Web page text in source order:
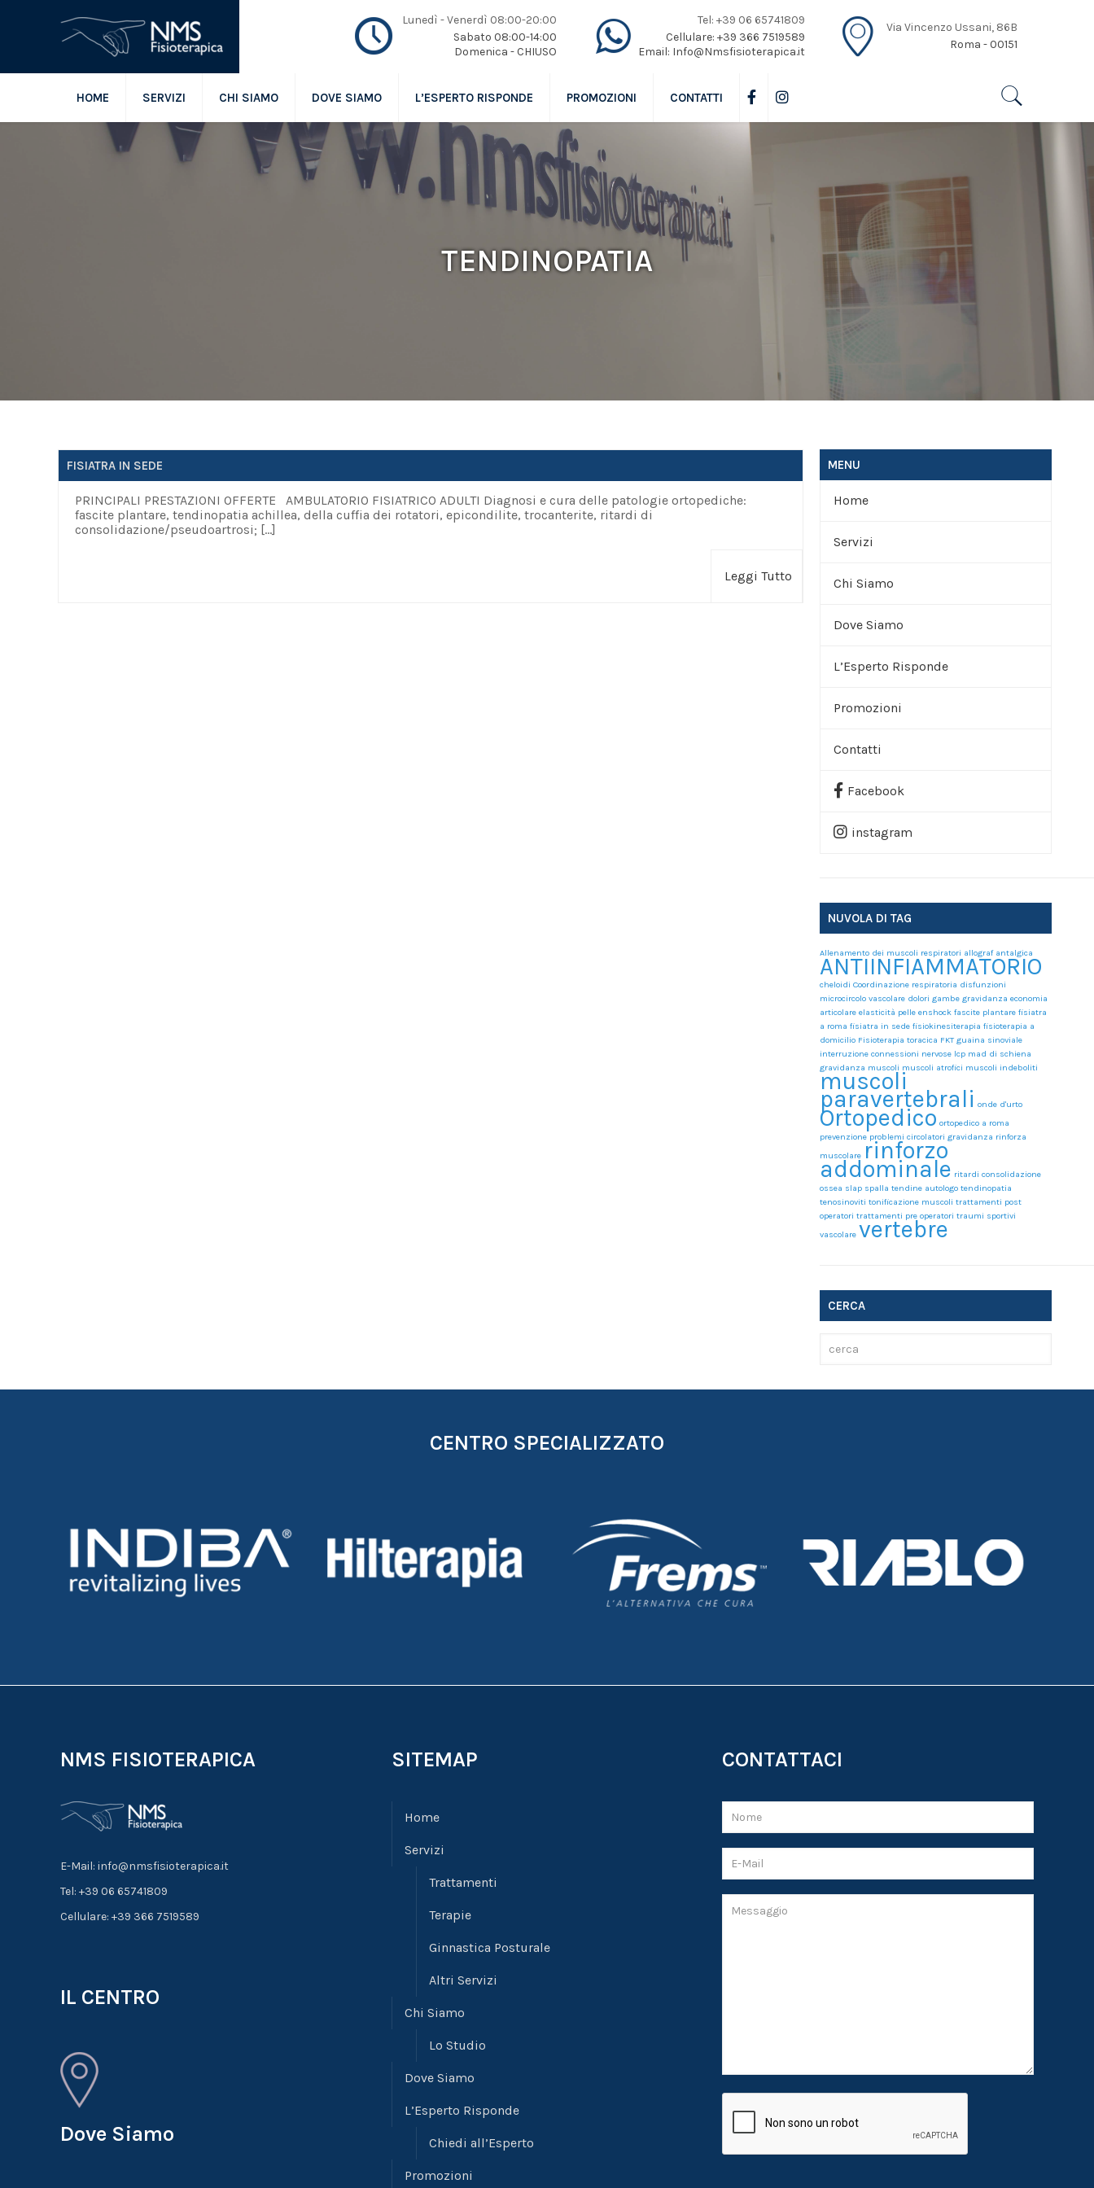
HOME SERVIZI CHI SIAMO DOVE SIAMO L’ESPERTO RISPONDE PROMOZIONI CONTATTI
Lunedì - Venerdì 08:00-20:00
Sabato 08:00-14:00
Domenica - CHIUSO
Tel: +39 06 65741809
Cellulare: +39 366 7519589
Email: Info@Nmsfisioterapica.it
Via Vincenzo Ussani, 86B
Roma - 00151
TENDINOPATIA
FISIATRA IN SEDE
PRINCIPALI PRESTAZIONI OFFERTE AMBULATORIO FISIATRICO ADULTI Diagnosi e cura delle patologie ortopediche:
fascite plantare, tendinopatia achillea, della cuffia dei rotatori, epicondilite, trocanterite, ritardi di
consolidazione/pseudoartrosi; […]
Leggi Tutto
MENU
Home
Servizi
Trattamenti
Terapie
Ginnastica Posturale
Altri Servizi
Chi Siamo
Lo Studio
Dove Siamo
L’Esperto Risponde
Chiedi all’Esperto
Promozioni
Contatti
Prenota Una Consulenza
Link Utili
Facebook
instagram
NUVOLA DI TAG
Allenamento dei muscoli respiratori allograf antalgica
ANTIINFIAMMATORIO
cheloidi Coordinazione respiratoria disfunzioni
microcircolo vascolare dolori gambe gravidanza economia
articolare elasticità pelle enshock fascite plantare fisiatra
a roma fisiatra in sede fisiokinesiterapia fisioterapia a
domicilio Fisioterapia toracica FKT guaina sinoviale
interruzione connessioni nervose lcp mad di schiena
gravidanza muscoli muscoli atrofici muscoli indeboliti
muscoli
paravertebrali onde d'urto
Ortopedico ortopedico a roma
prevenzione problemi circolatori gravidanza rinforza
muscolare rinforzo
addominale ritardi consolidazione
ossea slap spalla tendine autologo tendinopatia
tenosinoviti tonificazione muscoli trattamenti post
operatori trattamenti pre operatori traumi sportivi
vascolare vertebre
CERCA
CENTRO SPECIALIZZATO
NMS FISIOTERAPICA
E-Mail: info@nmsfisioterapica.it
Tel: +39 06 65741809
Cellulare: +39 366 7519589
IL CENTRO
Dove Siamo
SITEMAP
Home
Servizi
Trattamenti
Terapie
Ginnastica Posturale
Altri Servizi
Chi Siamo
Lo Studio
Dove Siamo
L’Esperto Risponde
Chiedi all’Esperto
Promozioni
CONTATTACI